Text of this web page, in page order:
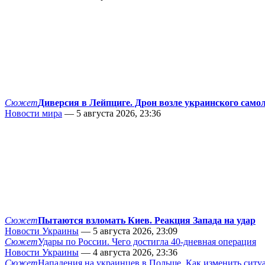
СюжетДиверсия в Лейпциге. Дрон возле украинского
Новости мира — 5 августа 2026, 23:36
СюжетПытаются взломать Киев. Реакция Запада на удар
Новости Украины — 5 августа 2026, 23:09
СюжетУдары по России. Чего достигла 40-дневная операция
Новости Украины — 4 августа 2026, 23:36